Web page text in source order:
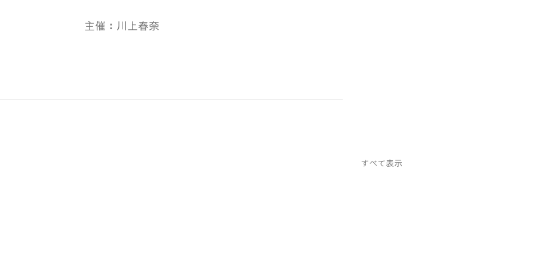
主催：川上春奈
すべて表示